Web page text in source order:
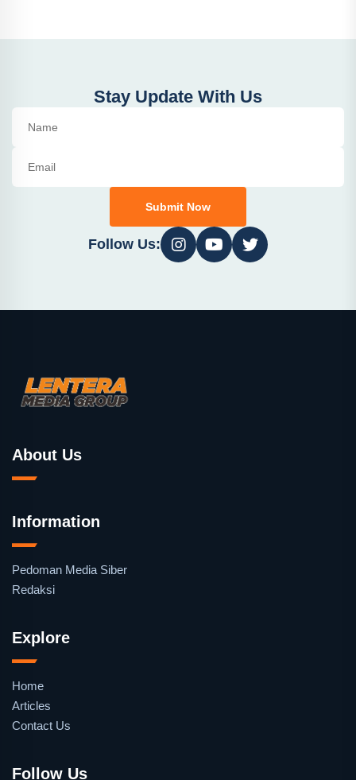
Stay Update With Us
Submit Now
Follow Us:
About Us
Information
Pedoman Media Siber
Redaksi
Explore
Home
Articles
Contact Us
Follow Us